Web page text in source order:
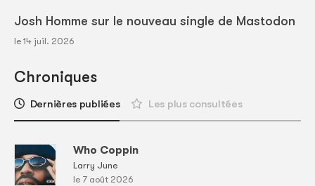
Josh Homme sur le nouveau single de Mastodon
le 14 juil. 2026
Chroniques
Dernières publiées Les plus consultées
Who Coppin
Larry June
le 7 août 2026